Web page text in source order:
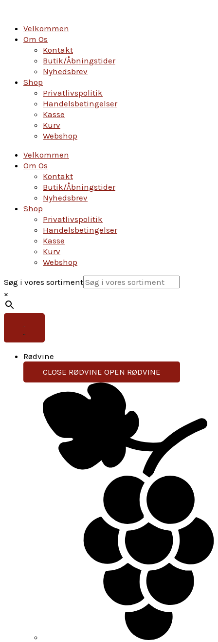
indholdetVelkommen
Om Os
Kontakt
Butik/Åbningstider
Nyhedsbrev
Shop
Privatlivspolitik
Handelsbetingelser
Kasse
Kurv
Webshop
Velkommen
Om Os
Kontakt
Butik/Åbningstider
Nyhedsbrev
Shop
Privatlivspolitik
Handelsbetingelser
Kasse
Kurv
Webshop
Søg i vores sortiment
×
Rødvine
CLOSE RØDVINE OPEN RØDVINE